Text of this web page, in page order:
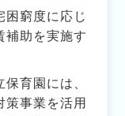
窮度に応じ
補助を実施す
育園には、
策事業を活用